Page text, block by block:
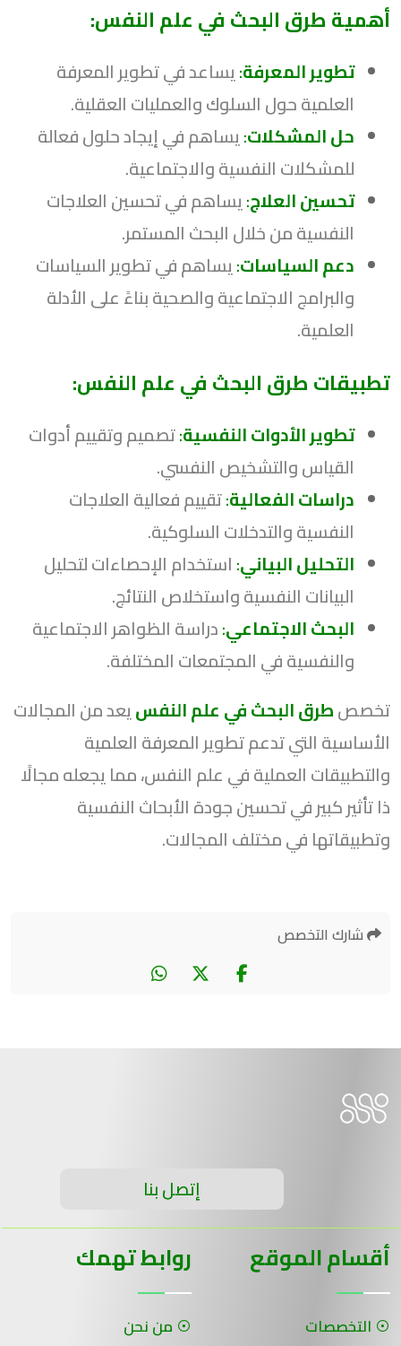
أهمية طرق البحث في علم النفس:
تطوير المعرفة:يساعد في تطوير المعرفة
العلمية حول السلوك والعمليات العقلية.
حل المشكلات:يساهم في إيجاد حلول فعالة
للمشكلات النفسية والاجتماعية.
تحسين العلاج:يساهم في تحسين العلاجات
النفسية من خلال البحث المستمر.
دعم السياسات:يساهم في تطوير السياسات
والبرامج الاجتماعية والصحية بناءً على الأدلة
العلمية.
تطبيقات طرق البحث في علم النفس:
تطوير الأدوات النفسية:تصميم وتقييم أدوات
القياس والتشخيص النفسي.
دراسات الفعالية:تقييم فعالية العلاجات
النفسية والتدخلات السلوكية.
التحليل البياني:استخدام الإحصاءات لتحليل
البيانات النفسية واستخلاص النتائج.
البحث الاجتماعي:دراسة الظواهر الاجتماعية
والنفسية في المجتمعات المختلفة.
تخصصطرق البحث في علم النفسيعد من المجالات
الأساسية التي تدعم تطوير المعرفة العلمية
والتطبيقات العملية في علم النفس، مما يجعله مجالًا
ذا تأثير كبير في تحسين جودة الأبحاث النفسية
وتطبيقاتها في مختلف المجالات.
شارك التخصص
إتصل بنا
أقسام الموقع
التخصصات
روابط تهمك
من نحن